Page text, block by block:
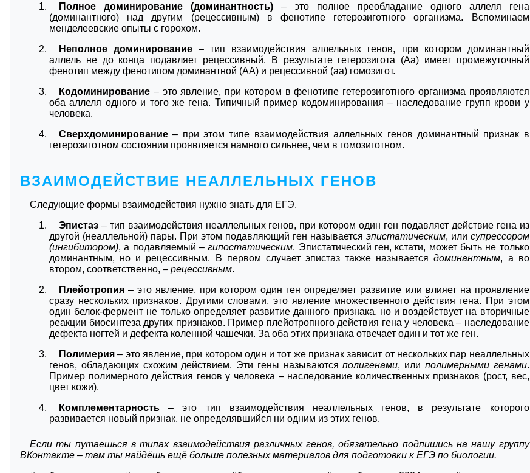
Полное доминирование (доминантность)– это полное преобладание одного аллеля гена
(доминантного) над другим (рецессивным) в фенотипе гетерозиготного организма. Вспоминаем
менделеевские опыты с горохом.
Неполное доминирование – тип взаимодействия аллельных генов, при котором доминантный
аллель не до конца подавляет рецессивный. В результате гетерозигота (Аа) имеет промежуточный
фенотип между фенотипом доминантной (АА) и рецессивной (аа) гомозигот.
Кодоминирование – это явление, при котором в фенотипе гетерозиготного организма проявляются
оба аллеля одного и того же гена. Типичный пример кодоминирования – наследование групп крови у
человека.
Сверхдоминирование– при этом типе взаимодействия аллельных генов доминантный признак в
гетерозиготном состоянии проявляется намного сильнее, чем в гомозиготном.
ВЗАИМОДЕЙСТВИЕ НЕАЛЛЕЛЬНЫХ ГЕНОВ
Следующие формы взаимодействия нужно знать для ЕГЭ.
Эпистаз – тип взаимодействия неаллельных генов, при котором один ген подавляет действие гена из
другой (неаллельной) пары. При этом подавляющий ген называется эпистатическим, или супрессором
(ингибитором), а подавляемый –гипостатическим. Эпистатический ген, кстати, может быть не только
доминантным, но и рецессивным. В первом случает эпистаз также называетсядоминантным, а во
втором, соответственно, – рецессивным.
Плейотропия– это явление, при котором один ген определяет развитие или влияет на проявление
сразу нескольких признаков. Другими словами, это явление множественного действия гена. При этом
один белок-фермент не только определяет развитие данного признака, но и воздействует на вторичные
реакции биосинтеза других признаков. Пример плейотропного действия гена у человека – наследование
дефекта ногтей и дефекта коленной чашечки. За оба этих признака отвечает один и тот же ген.
Полимерия– это явление, при котором один и тот же признак зависит от нескольких пар неаллельных
генов, обладающих схожим действием. Эти гены называютсяполигенами, или полимерными генами.
Пример полимерного действия генов у человека – наследование количественных признаков (рост, вес,
цвет кожи).
Комплементарность– это тип взаимодействия неаллельных генов, в результате которого
развивается новый признак, не определявшийся ни одним из этих генов.
Если ты путаешься в типах взаимодействия различных генов, обязательно подпишись на нашу группу
ВКонтакте – там ты найдёшь ещё больше полезных материалов для подготовки к ЕГЭ по биологии.